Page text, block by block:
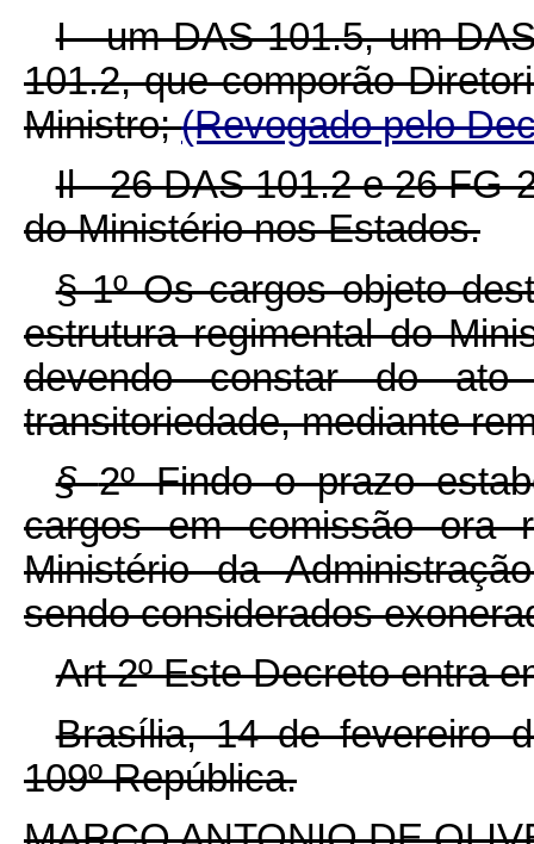
I -um DAS 101.5, um
101.2, que comporão
Ministro;(Revogado pelo
Il - 26 DAS 101.2 e 26
do Ministério nos Estados.
§ 1º Os cargos objeto
estrutura regimental do
devendo constar do
transitoriedade, mediante
§2º Findo o prazo
cargos em comissão ora
Ministério da
sendo considerados
Art 2º Este Decreto entra
Brasília, 14 de fevereiro
109º República.